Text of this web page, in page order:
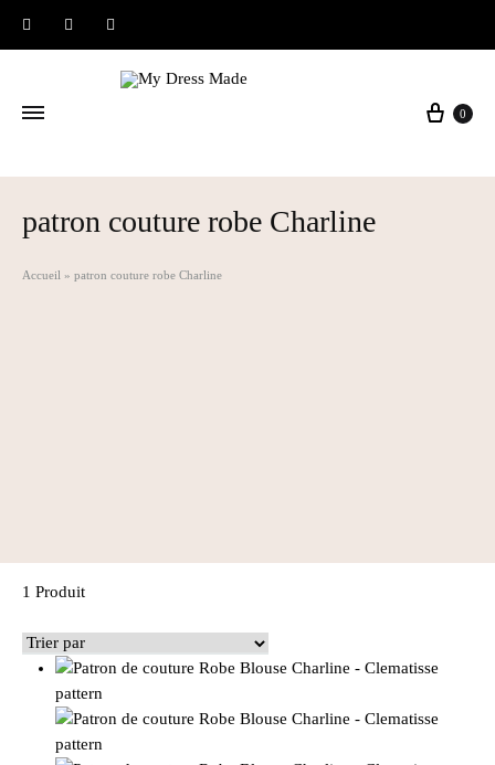
InstagramFacebook
Panier
0
patron couture robe Charline
Accueil » patron couture robe Charline
1 Produit